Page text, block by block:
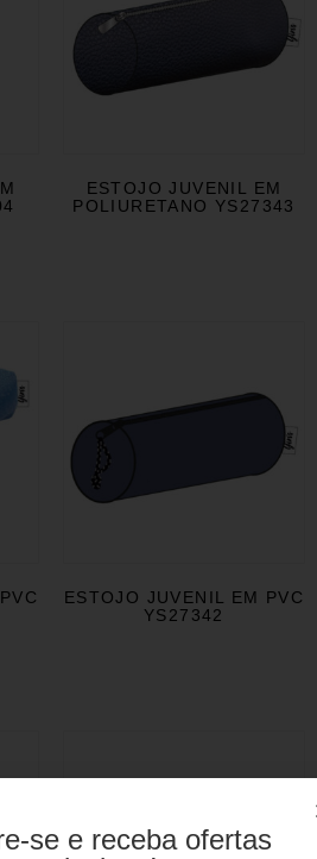
ESTOJO JUVENIL EM
POLIURETANO YS27343
ESTOJO JUVENIL EM PVC
YS27342
se e receba ofertas